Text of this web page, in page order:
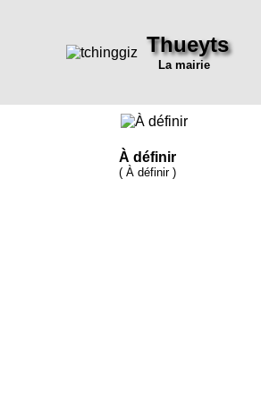
Thueyts
La mairie
À définir
( À définir )